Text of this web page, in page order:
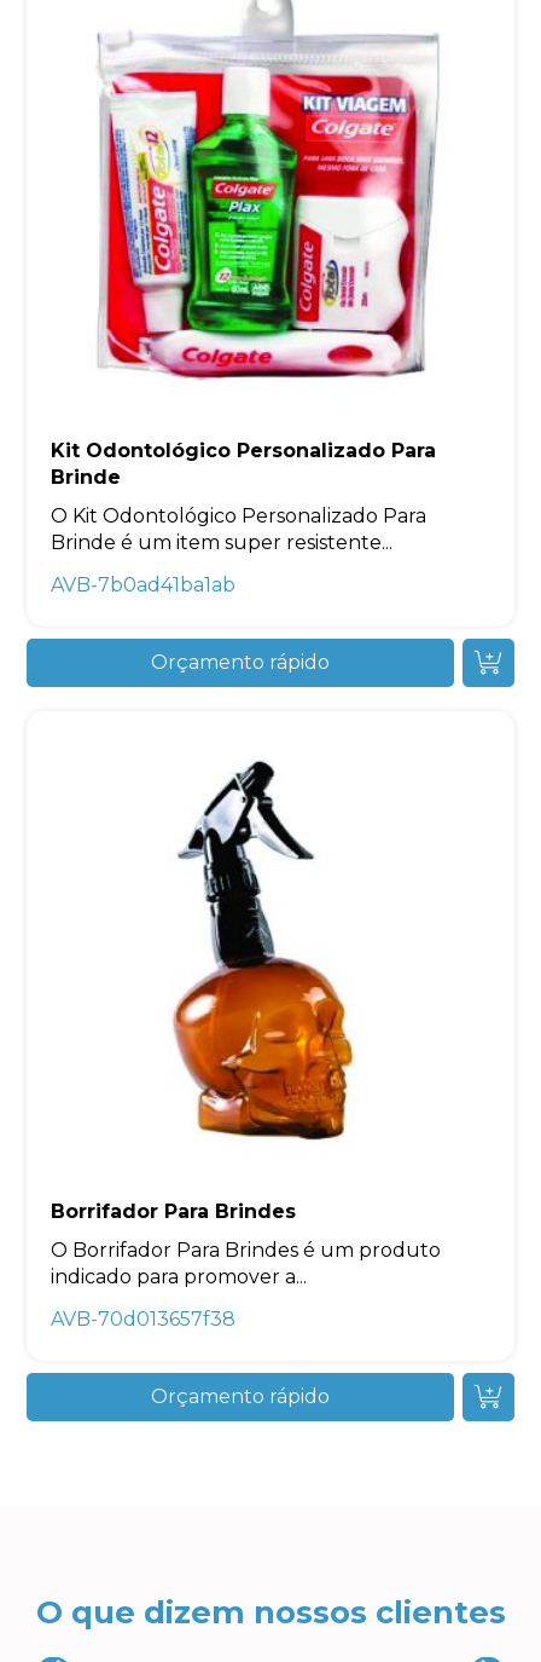
Kit Odontológico Personalizado Para
Brinde
O Kit Odontológico Personalizado Para
Brinde é um item super resistente...
AVB-7b0ad41ba1ab
Orçamento rápido
Borrifador Para Brindes
O Borrifador Para Brindes é um produto
indicado para promover a...
AVB-70d013657f38
Orçamento rápido
O que dizem nossos clientes